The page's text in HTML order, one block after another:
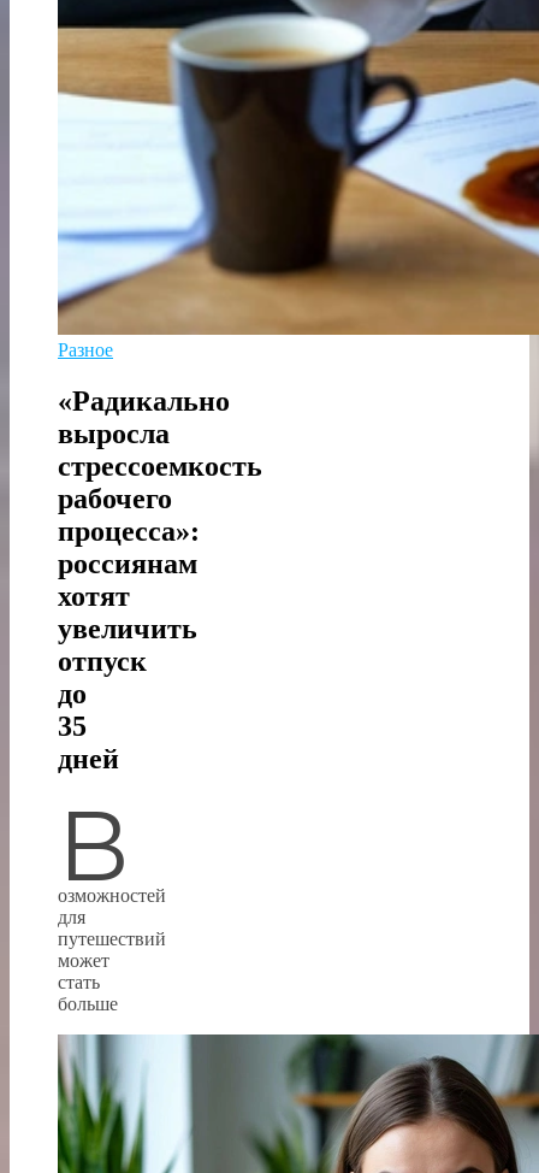
Разное
«Радикально
выросла
стрессоемкость
рабочего
процесса»:
россиянам
хотят
увеличить
отпуск
до
35
дней
В
озможностей
для
путешествий
может
стать
больше